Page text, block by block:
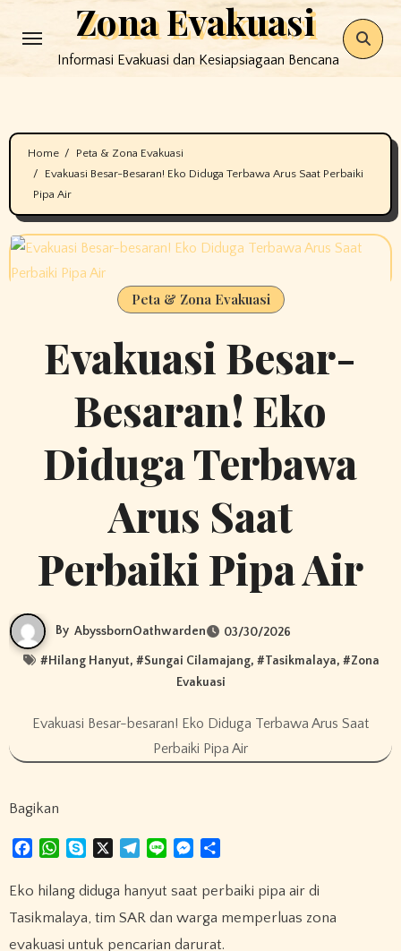
to
Zona Evakuasi
Informasi Evakuasi dan Kesiapsiagaan Bencana
Home
Peta & Zona Evakuasi
Evakuasi Besar-Besaran! Eko Diduga Terbawa Arus Saat Perbaiki
Pipa Air
Peta & Zona Evakuasi
Evakuasi Besar-
Besaran! Eko
Diduga Terbawa
Arus Saat
Perbaiki Pipa Air
By AbyssbornOathwarden 03/30/2026
#Hilang Hanyut, #Sungai Cilamajang, #Tasikmalaya, #Zona
Evakuasi
Evakuasi Besar-besaran! Eko Diduga Terbawa Arus Saat
Perbaiki Pipa Air
Bagikan
c
e
b
o
W
a
s
A
y
e
l
g
r
n
M
s
e
n
a
e
Eko hilang diduga hanyut saat perbaiki pipa air di
Tasikmalaya, tim SAR dan warga memperluas zona
evakuasi untuk pencarian darurat.